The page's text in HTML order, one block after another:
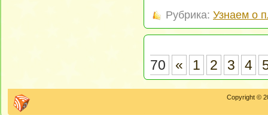
Рубрика: Узнаем о
70 « 1 2 3 4
Copyright ©